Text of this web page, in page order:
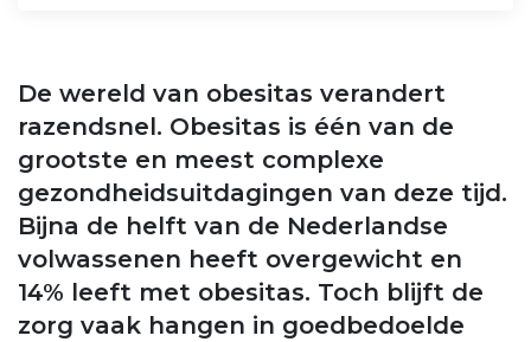
De wereld van obesitas verandert
razendsnel. Obesitas is één van de
grootste en meest complexe
gezondheidsuitdagingen van deze tijd.
Bijna de helft van de Nederlandse
volwassenen heeft overgewicht en
14% leeft met obesitas. Toch blijft de
zorg vaak hangen in goedbedoelde